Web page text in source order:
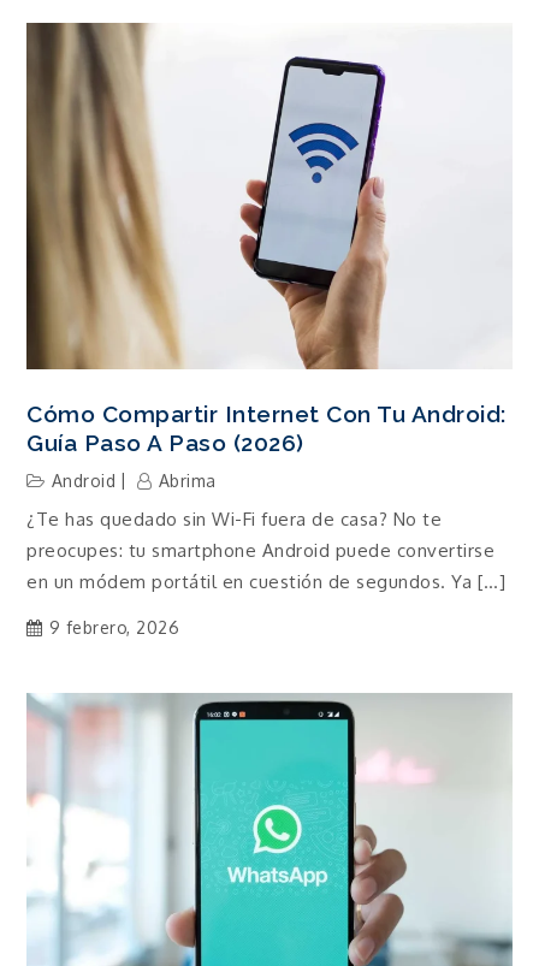
Cómo Compartir Internet Con Tu Android:
Guía Paso A Paso (2026)
Android Abrima
¿Te has quedado sin Wi-Fi fuera de casa? No te
preocupes: tu smartphone Android puede convertirse
en un módem portátil en cuestión de segundos. Ya […]
9 febrero, 2026